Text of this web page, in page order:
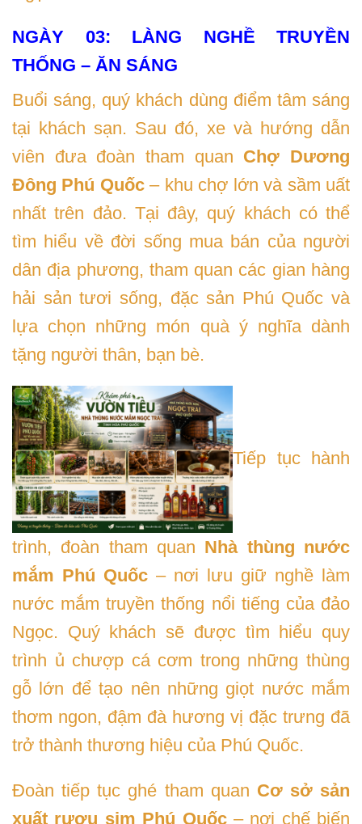
NGÀY 03: LÀNG NGHỀ TRUYỀN
THỐNG – ĂN SÁNG
Buổi sáng, quý khách dùng điểm tâm sáng
tại khách sạn. Sau đó, xe và hướng dẫn
viên đưa đoàn tham quan Chợ Dương
Đông Phú Quốc– khu chợ lớn và sầm uất
nhất trên đảo. Tại đây, quý khách có thể
tìm hiểu về đời sống mua bán của người
dân địa phương, tham quan các gian hàng
hải sản tươi sống, đặc sản Phú Quốc và
lựa chọn những món quà ý nghĩa dành
tặng người thân, bạn bè.
Tiếp tục hành
trình, đoàn tham quan Nhà thùng nước
mắm Phú Quốc – nơi lưu giữ nghề làm
nước mắm truyền thống nổi tiếng của đảo
Ngọc. Quý khách sẽ được tìm hiểu quy
trình ủ chượp cá cơm trong những thùng
gỗ lớn để tạo nên những giọt nước mắm
thơm ngon, đậm đà hương vị đặc trưng đã
trở thành thương hiệu của Phú Quốc.
Đoàn tiếp tục ghé tham quan Cơ sở sản
xuất rượu sim Phú Quốc– nơi chế biến